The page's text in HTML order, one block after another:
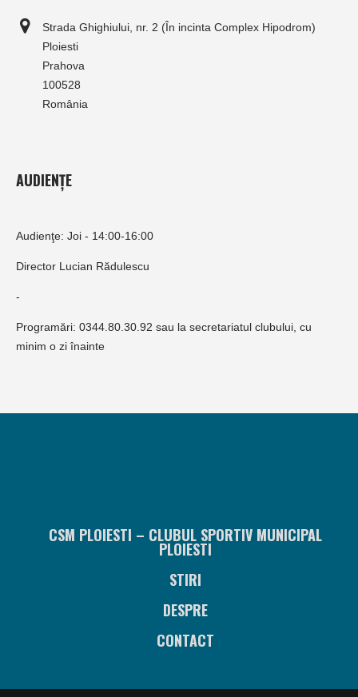
Strada Ghighiului, nr. 2 (În incinta Complex Hipodrom)
Ploiesti
Prahova
100528
România
AUDIENȚE
Audienţe: Joi - 14:00-16:00
Director Lucian Rădulescu
-
Programări: 0344.80.30.92 sau la secretariatul clubului, cu
minim o zi înainte
CSM PLOIESTI – CLUBUL SPORTIV MUNICIPAL
PLOIESTI
STIRI
DESPRE
CONTACT